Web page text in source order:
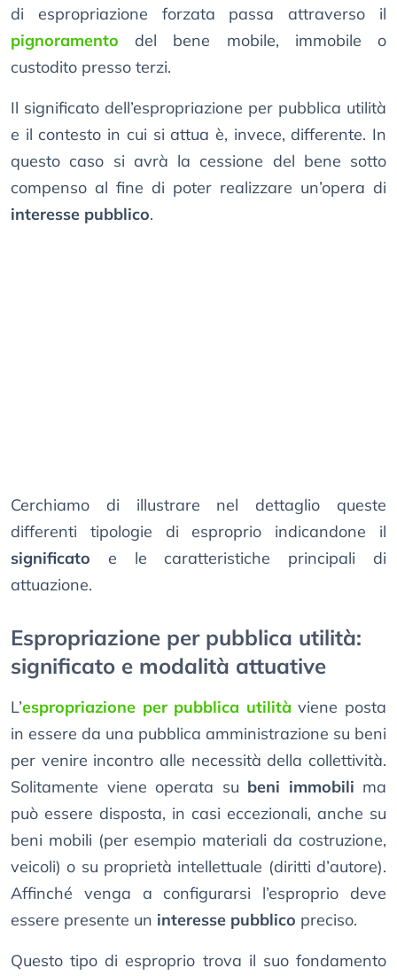
di espropriazione forzata passa attraverso il
pignoramento del bene mobile, immobile o
custodito presso terzi.
Il significato dell’espropriazione per pubblica utilità
e il contesto in cui si attua è, invece, differente. In
questo caso si avrà la cessione del bene sotto
compenso al fine di poter realizzare un’opera di
interesse pubblico.
Cerchiamo di illustrare nel dettaglio queste
differenti tipologie di esproprio indicandone il
significato e le caratteristiche principali di
attuazione.
Espropriazione per pubblica utilità:
significato e modalità attuative
L’espropriazione per pubblica utilità viene posta
in essere da una pubblica amministrazione su beni
per venire incontro alle necessità della collettività.
Solitamente viene operata su beni immobili ma
può essere disposta, in casi eccezionali, anche su
beni mobili (per esempio materiali da costruzione,
veicoli) o su proprietà intellettuale (diritti d’autore).
Affinché venga a configurarsi l’esproprio deve
essere presente un interesse pubblico preciso.
Questo tipo di esproprio trova il suo fondamento